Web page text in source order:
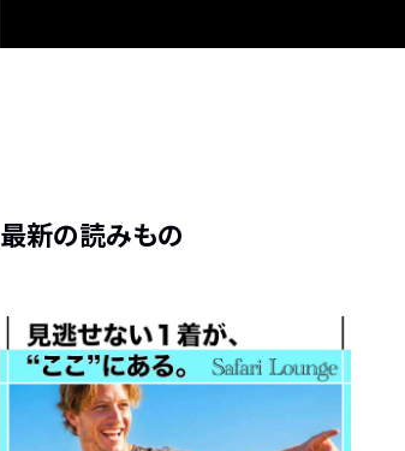
最新の読みもの